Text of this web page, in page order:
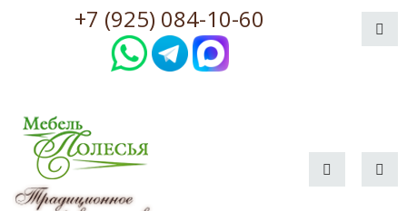
+7 (925) 084-10-60